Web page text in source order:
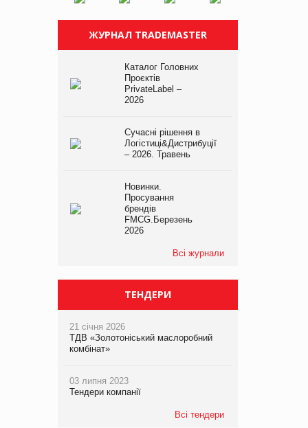
ЖУРНАЛ TRADEMASTER
Каталог Головних
Проєктів
PrivateLabel –
2026
Сучасні рішення в
Логістиці&Дистрибуції
– 2026. Травень
Новинки.
Просування
брендів
FMCG.Березень
2026
Всі журнали
ТЕНДЕРИ
21 січня 2026
ТДВ «Золотоніський маслоробний
комбінат»
03 липня 2023
Тендери компанії
Всі тендери